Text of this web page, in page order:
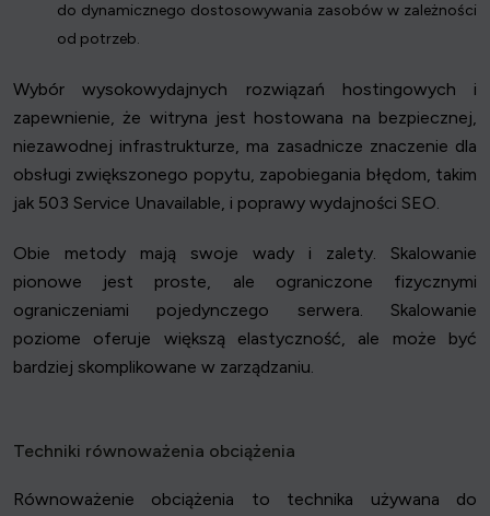
do dynamicznego dostosowywania zasobów w zależności
od potrzeb.
Wybór wysokowydajnych rozwiązań hostingowych i
zapewnienie, że witryna jest hostowana na bezpiecznej,
niezawodnej infrastrukturze, ma zasadnicze znaczenie dla
obsługi zwiększonego popytu, zapobiegania błędom, takim
jak 503 Service Unavailable, i poprawy wydajności SEO.
Obie metody mają swoje wady i zalety. Skalowanie
pionowe jest proste, ale ograniczone fizycznymi
ograniczeniami pojedynczego serwera. Skalowanie
poziome oferuje większą elastyczność, ale może być
bardziej skomplikowane w zarządzaniu.
Techniki równoważenia obciążenia
Równoważenie obciążenia to technika używana do